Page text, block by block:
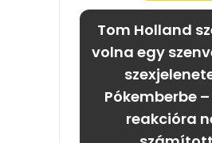
Tom Holland
volna egy
Pókemberbe –
reakcióra